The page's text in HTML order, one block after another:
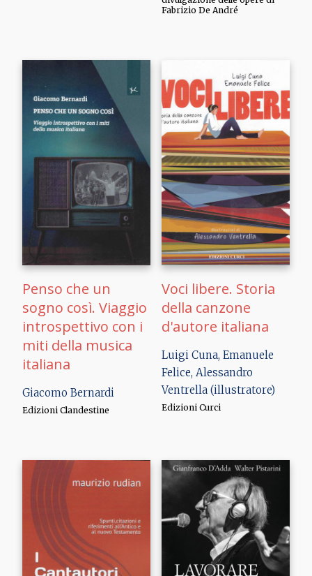
Fabrizio De André
Penso che un
sogno così. Viaggio
introspettivo con i
miti della musica
italiana
Giacomo Bernardi
Edizioni Clandestine
Voci libere. Storia
della canzone
d'autore italiana
Luigi Cuna, Emanuele
Felice, Alessandro
Ventrella (illustratore)
Edizioni Curci